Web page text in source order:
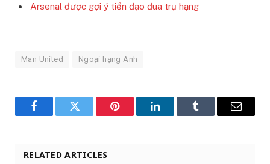
Arsenal được gợi ý tiền đạo đua trụ hạng
Man United Ngoại hạng Anh
FacebookTwitter Pinterest LinkedInTumblr Email
RELATED ARTICLES